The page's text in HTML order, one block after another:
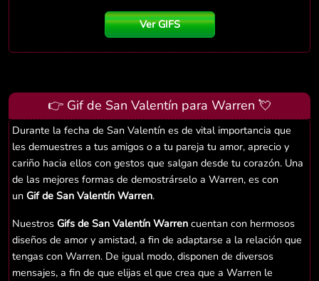
Ver GIFS
👉 Gif de San Valentín para Warren 💘
Durante la fecha de San Valentín es de vital importancia que
les demuestres a tus amigos o a tu pareja tu amor, aprecio y
cariño hacia ellos con gestos que salgan desde tu corazón. Una
de las mejores formas de demostrárselo a Warren, es con
un Gif de San Valentín Warren.
Nuestros Gifs de San Valentín Warren cuentan con hermosos
diseños de amor y amistad, a fin de adaptarse a la relación que
tengas con Warren. De igual modo, disponen de diversos
mensajes, a fin de que elijas el que crea que a Warren le